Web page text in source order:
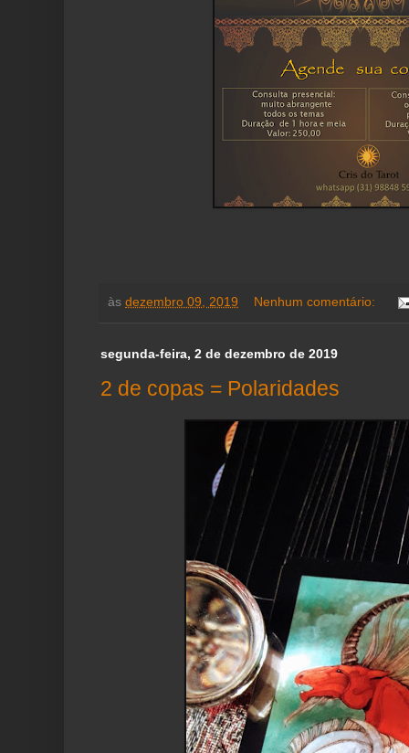
às dezembro 09, 2019 Nenhum comentário:
segunda-feira, 2 de dezembro de 2019
2 de copas = Polaridades